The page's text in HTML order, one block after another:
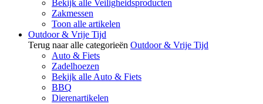
Bekijk alle Veiligheidsproducten
Zakmessen
Toon alle artikelen
Outdoor & Vrije Tijd
Terug naar alle categorieën Outdoor & Vrije Tijd
Auto & Fiets
Zadelhoezen
Bekijk alle Auto & Fiets
BBQ
Dierenartikelen